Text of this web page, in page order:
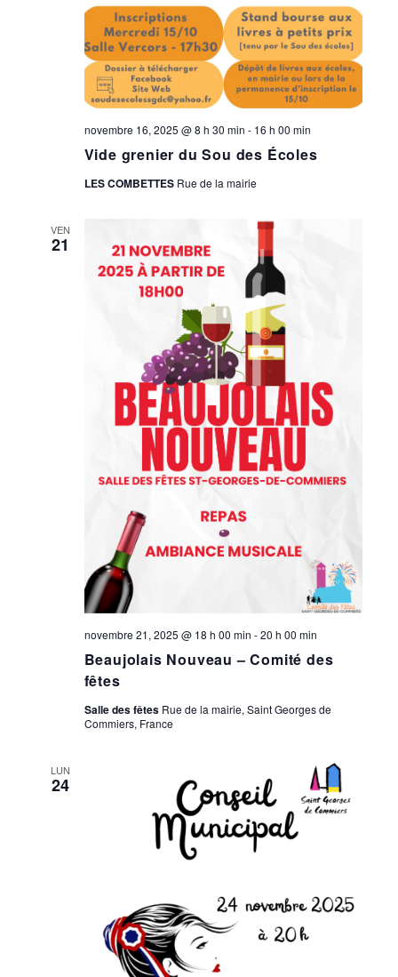
Vide grenier du Sou des Écoles
novembre 16, 2025 @ 8 h 30 min - 16 h 00 min
LES COMBETTES Rue de la mairie
VEN
21
Beaujolais Nouveau – Comité des
fêtes
novembre 21, 2025 @ 18 h 00 min -20 h 00 min
Salle des fêtes Rue de la mairie, Saint Georges de
Commiers, France
LUN
24